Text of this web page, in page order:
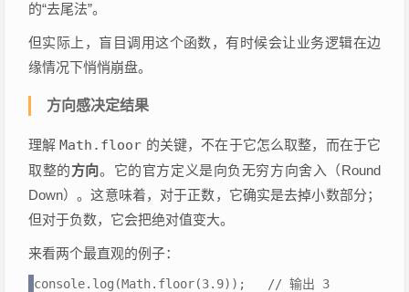
的“去尾法”。
但实际上，盲目调用这个函数，有时候会让业务逻辑在边
缘情况下悄悄崩盘。
方向感决定结果
理解Math.floor 的关键，不在于它怎么取整，而在于它
取整的方向。它的官方定义是向负无穷方向舍入（Round
Down）。这意味着，对于正数，它确实是去掉小数部分；
但对于负数，它会把绝对值变大。
来看两个最直观的例子：
console.log(Math.floor(3.9));   // 输出 3